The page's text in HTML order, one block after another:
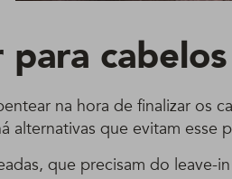
na hora de finalizar os
alternativas que evitam esse
que precisam do leave-